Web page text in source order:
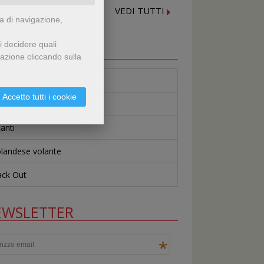
di navigazione,
decidere quali
cliccando sulla
Accetto tutti i cookie
VEDI TUTTI
contemporanei
volante
Out
*